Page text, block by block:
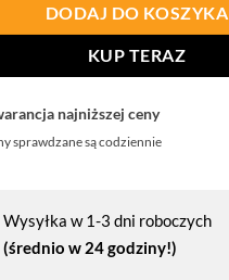
DODAJ DO KOSZYKA
KUP TERAZ
najniższej ceny
sprawdzane są codziennie
Wysyłka w 1-3 dni roboczych
(średnio w 24 godziny!)